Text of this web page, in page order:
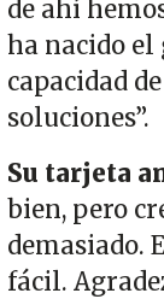
de ahí
ha nacido el
capacidad
soluciones”.
Su tarjeta
bien, pero
demasiado.
fácil.